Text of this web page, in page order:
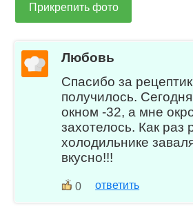
Прикрепить фото
Любовь
Спасибо за
получилось.
окном -32, а мне
захотелось. Как раз
холодильнике
вкусно!!!
0 ответить